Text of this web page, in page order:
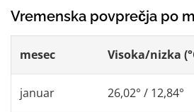
Vremenska povprečja po
mesec Visoka/nizka
januar 26,02° / 12,84°